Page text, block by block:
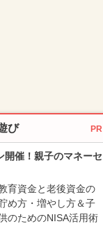
び PR
開催！親子のマネーセ
育資金と老後資金の
め方・増やし方＆子
のためのNISA活用術